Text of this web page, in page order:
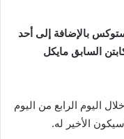
بالإضافة إلى أحد
السابق مايكل
اليوم الرابع من اليوم
الأخير له.